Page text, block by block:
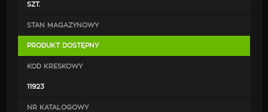
SZT.
STAN MAGAZYNOWY
PRODUKT DOSTĘPNY
KOD KRESKOWY
11923
NR KATALOGOWY